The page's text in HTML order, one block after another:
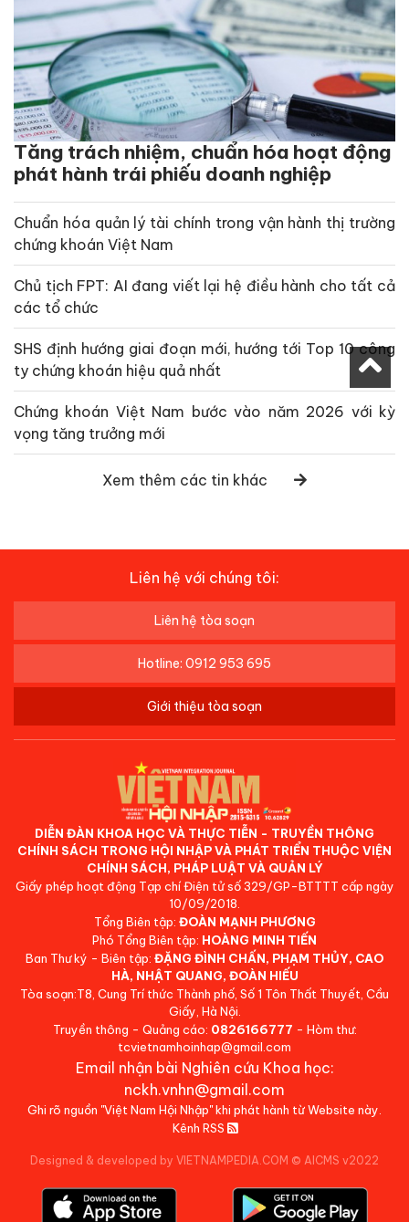
Tăng trách nhiệm, chuẩn hóa hoạt động
phát hành trái phiếu doanh nghiệp
Chuẩn hóa quản lý tài chính trong vận hành thị trường
chứng khoán Việt Nam
Chủ tịch FPT: AI đang viết lại hệ điều hành cho tất cả
các tổ chức
SHS định hướng giai đoạn mới, hướng tới Top 10 công
ty chứng khoán hiệu quả nhất
Chứng khoán Việt Nam bước vào năm 2026 với kỳ
vọng tăng trưởng mới
Xem thêm các tin khác
Liên hệ với chúng tôi:
Liên hệ tòa soạn
Hotline: 0912 953 695
Giới thiệu tòa soạn
DIỄN ĐÀN KHOA HỌC VÀ THỰC TIỄN - TRUYỀN THÔNG
CHÍNH SÁCH TRONG HỘI NHẬP VÀ PHÁT TRIỂN THUỘC VIỆN
CHÍNH SÁCH, PHÁP LUẬT VÀ QUẢN LÝ
Giấy phép hoạt động Tạp chí Điện tử số 329/GP-BTTTT cấp ngày
10/09/2018.
Tổng Biên tập: ĐOÀN MẠNH PHƯƠNG
Phó Tổng Biên tập: HOÀNG MINH TIẾN
Ban Thư ký - Biên tập: ĐẶNG ĐÌNH CHẤN, PHẠM THỦY, CAO
HÀ, NHẬT QUANG, ĐOÀN HIẾU
Tòa soạn:T8, Cung Trí thức Thành phố, Số 1 Tôn Thất Thuyết, Cầu
Giấy, Hà Nội.
Truyền thông - Quảng cáo: 0826166777 - Hòm thư:
tcvietnamhoinhap@gmail.com
Email nhận bài Nghiên cứu Khoa học:
nckh.vnhn@gmail.com
Ghi rõ nguồn "Việt Nam Hội Nhập" khi phát hành từ Website này.
Kênh RSS
Designed & developed by VIETNAMPEDIA.COM © AICMS v2022